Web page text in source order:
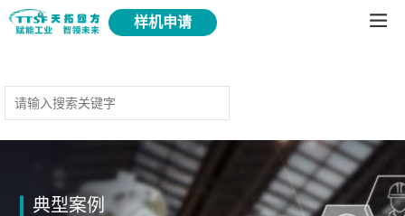
样机申请
典型案例